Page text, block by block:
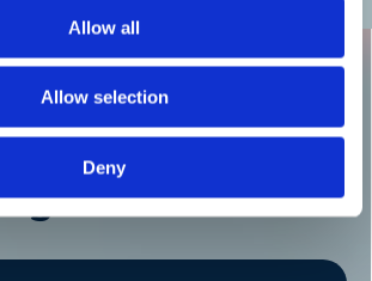
Allow all
Allow selection
Deny
CONSULENZA
una consulenza
gratuita